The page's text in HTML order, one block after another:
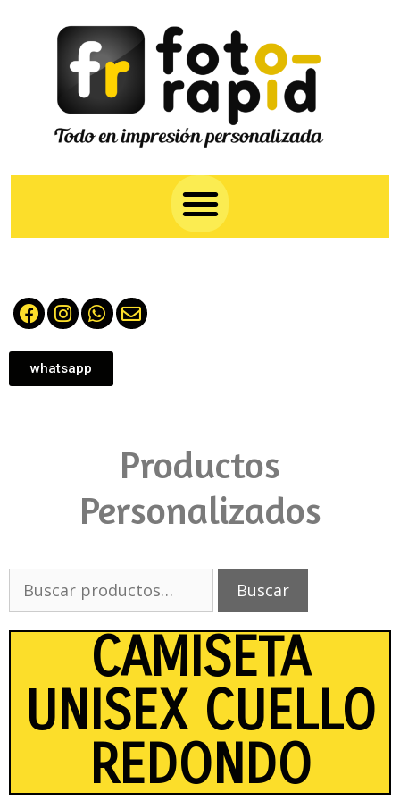
whatsapp
Productos
Personalizados
Buscar
CAMISETA
UNISEX CUELLO
REDONDO